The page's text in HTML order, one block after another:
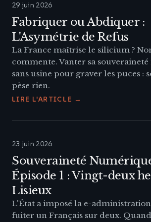
29 juin 2026
Fabriquer ou Abdiquer :
L'Asymétrie de Refus
La France maîtrise le silicium ?
commente. Vanter sa
sans usine pour graver les puces :
pèse rien.
LIRE L'ARTICLE →
23 juin 2026
Souveraineté
Épisode 1 : Vingt-deux
Lisieux
L'État a imposé la e-
fuiter un Français sur deux.